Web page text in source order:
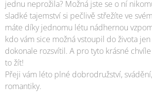
jednu neprožila? Možná jste se o ní
sladké tajemství si pečlivě střežíte ve
máte díky jednomu létu nádhernou
kdo vám sice možná vstoupil do života
dokonale rozsvítil. A pro tyto krásné
to žít!
Přeji vám léto plné dobrodružství,
romantiky.